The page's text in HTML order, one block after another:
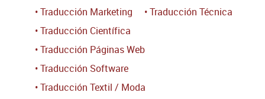
• Traducción Marketing
• Traducción Técnica
• Traducción Científica
• Traducción Páginas Web
• Traducción Software
• Traducción Textil / Moda